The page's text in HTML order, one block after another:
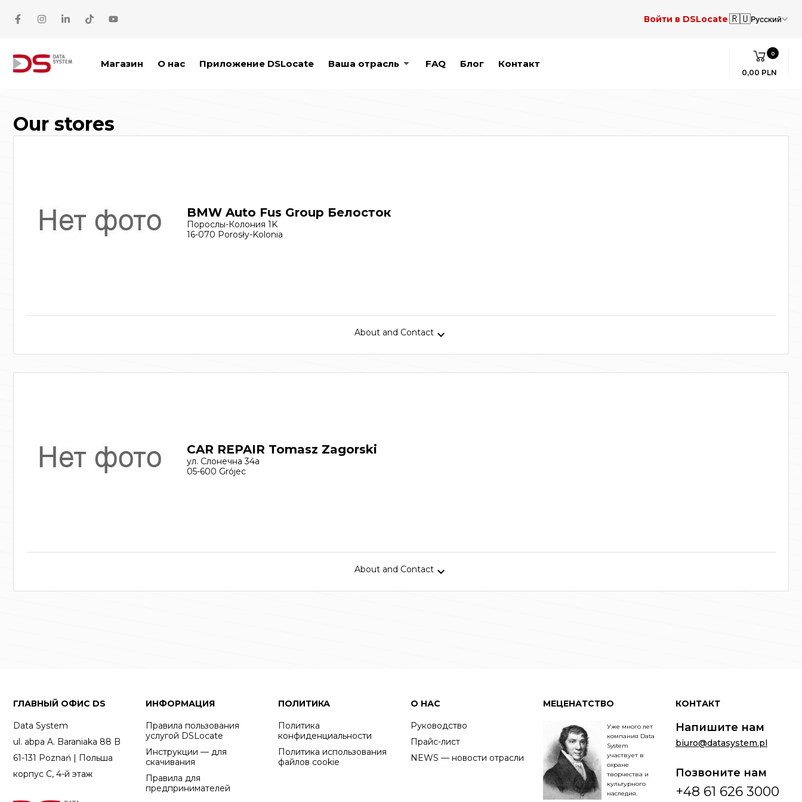
Войти в DSLocate🇷🇺Русский
Магазин О нас Приложение DSLocate Ваша отрасль FAQ Блог Контакт
0
0,00 PLN
Our stores
BMW Auto Fus Group Белосток
Порослы-Колония 1K
16-070 Porosły-Kolonia
About and Contact
CAR REPAIR Tomasz Zagorski
ул. Слонечна 34a
05-600 Grójec
About and Contact
ГЛАВНЫЙ ОФИС DS
Data System
ul. abpa A. Baraniaka 88 B
61-131 Poznań | Польша
корпус C, 4-й этаж
ИНФОРМАЦИЯ
Правила пользования
услугой DSLocate
Инструкции — для
скачивания
Правила для
предпринимателей
ПОЛИТИКА
Политика
конфиденциальности
Политика использования
файлов cookie
О НАС
Руководство
Прайс-лист
NEWS — новости отрасли
МЕЦЕНАТСТВО
Уже много лет
компания Data
System
участвует в
охране
творчества и
культурного
наследия.
КОНТАКТ
Напишите нам
biuro@datasystem.pl
Позвоните нам
+48 61 626 3000